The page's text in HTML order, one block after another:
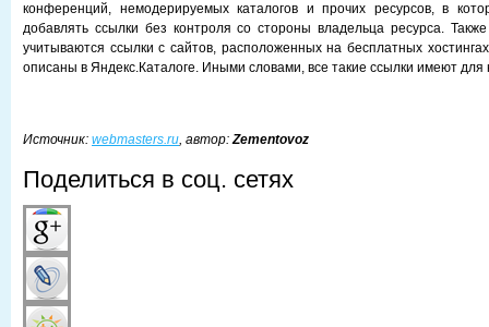
конференций, немодерируемых каталогов и прочих ресурсов, в
добавлять ссылки без контроля со стороны владельца ресурса.
учитываются ссылки с сайтов, расположенных на бесплатных
описаны в Яндекс.Каталоге. Иными словами, все такие ссылки имеют для
Источник: webmasters.ru, автор:Zementovoz
Поделиться в соц. сетях